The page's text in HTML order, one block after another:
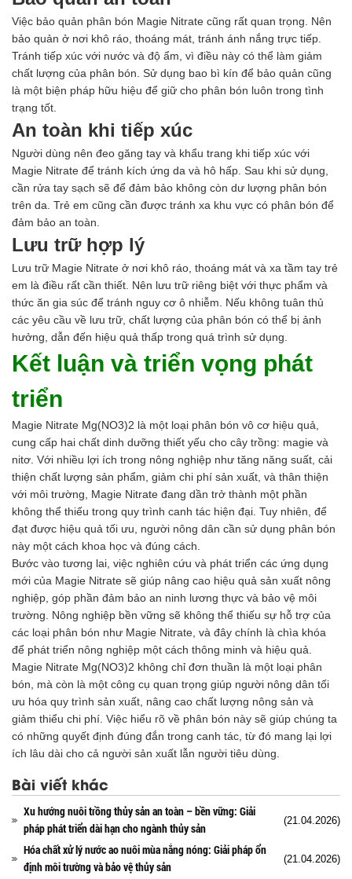
Việc bảo quản phân bón Magie Nitrate cũng rất quan trọng. Nên
bảo quản ở nơi khô ráo, thoáng mát, tránh ánh nắng trực tiếp.
Tránh tiếp xúc với nước và độ ẩm, vì điều này có thể làm giảm
chất lượng của phân bón. Sử dụng bao bì kín để bảo quản cũng
là một biện pháp hữu hiệu để giữ cho phân bón luôn trong tình
trạng tốt.
An toàn khi tiếp xúc
Người dùng nên đeo găng tay và khẩu trang khi tiếp xúc với
Magie Nitrate để tránh kích ứng da và hô hấp. Sau khi sử dụng,
cần rửa tay sạch sẽ để đảm bảo không còn dư lượng phân bón
trên da. Trẻ em cũng cần được tránh xa khu vực có phân bón để
đảm bảo an toàn.
Lưu trữ hợp lý
Lưu trữ Magie Nitrate ở nơi khô ráo, thoáng mát và xa tầm tay trẻ
em là điều rất cần thiết. Nên lưu trữ riêng biệt với thực phẩm và
thức ăn gia súc để tránh nguy cơ ô nhiễm. Nếu không tuân thủ
các yêu cầu về lưu trữ, chất lượng của phân bón có thể bị ảnh
hưởng, dẫn đến hiệu quả thấp trong quá trình sử dụng.
Kết luận và triển vọng phát
triển
Magie Nitrate Mg(NO3)2 là một loại phân bón vô cơ hiệu quả,
cung cấp hai chất dinh dưỡng thiết yếu cho cây trồng: magie và
nitơ. Với nhiều lợi ích trong nông nghiệp như tăng năng suất, cải
thiện chất lượng sản phẩm, giảm chi phí sản xuất, và thân thiện
với môi trường, Magie Nitrate đang dần trở thành một phần
không thể thiếu trong quy trình canh tác hiện đại. Tuy nhiên, để
đạt được hiệu quả tối ưu, người nông dân cần sử dụng phân bón
này một cách khoa học và đúng cách.
Bước vào tương lai, việc nghiên cứu và phát triển các ứng dụng
mới của Magie Nitrate sẽ giúp nâng cao hiệu quả sản xuất nông
nghiệp, góp phần đảm bảo an ninh lương thực và bảo vệ môi
trường. Nông nghiệp bền vững sẽ không thể thiếu sự hỗ trợ của
các loại phân bón như Magie Nitrate, và đây chính là chìa khóa
để phát triển nông nghiệp một cách thông minh và hiệu quả.
Magie Nitrate Mg(NO3)2 không chỉ đơn thuần là một loại phân
bón, mà còn là một công cụ quan trọng giúp người nông dân tối
ưu hóa quy trình sản xuất, nâng cao chất lượng nông sản và
giảm thiểu chi phí. Việc hiểu rõ về phân bón này sẽ giúp chúng ta
có những quyết định đúng đắn trong canh tác, từ đó mang lại lợi
ích lâu dài cho cả người sản xuất lẫn người tiêu dùng.
Bài viết khác
Xu hướng nuôi trồng thủy sản an toàn – bền vững: Giải
pháp phát triển dài hạn cho ngành thủy sản
(21.04.2026)
Hóa chất xử lý nước ao nuôi mùa nắng nóng: Giải pháp ổn
định môi trường và bảo vệ thủy sản
(21.04.2026)